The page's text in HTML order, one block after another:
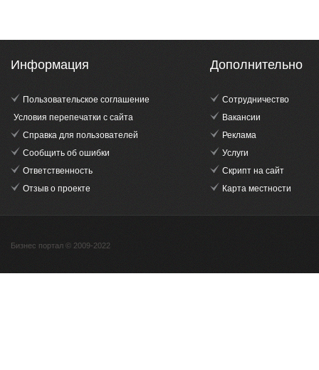
Информация
Пользовательское соглашение
Условия перепечатки с сайта
Справка для пользователей
Сообщить об ошибки
Ответственность
Отзыв о проекте
Дополнительно
Сотрудничество
Вакансии
Реклама
Услуги
Скрипт на сайт
Карта местности
Бизнес портал © 2009-2022